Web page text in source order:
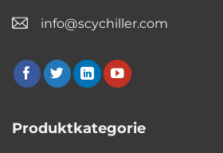
info@scychiller.com
Produktkategorie